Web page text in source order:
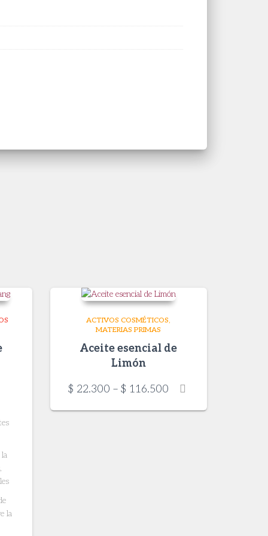
la
ACTIVOS COSMÉTICOS
MATERIAS PRIMAS
Aceite esencial de
Limón
$ 22.300 – $ 116.500Price
$ 22.300